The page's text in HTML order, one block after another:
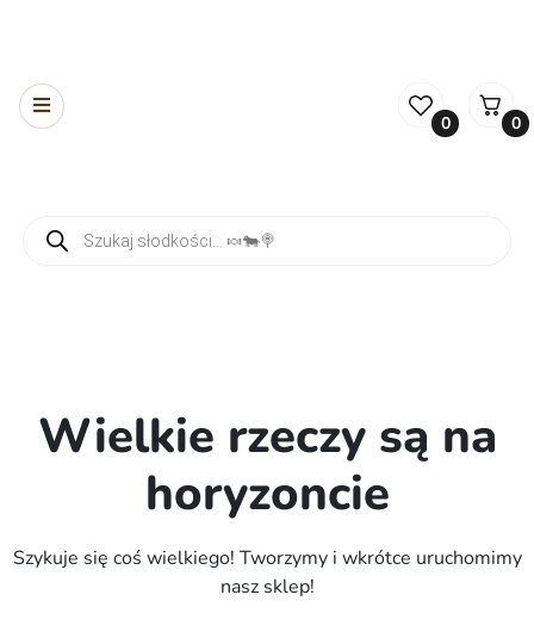
0 0
Wielkie rzeczy są na
horyzoncie
Szykuje się coś wielkiego! Tworzymy i wkrótce uruchomimy
nasz sklep!